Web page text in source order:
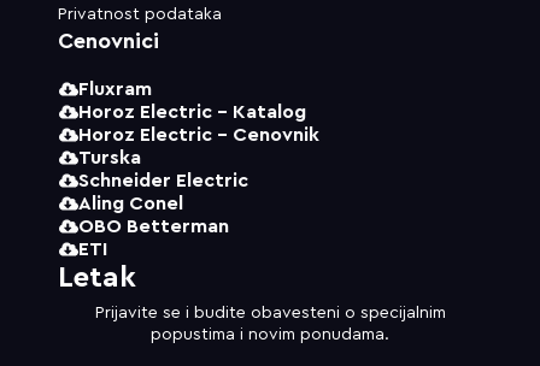
Privatnost podataka
Cenovnici
Fluxram
Horoz Electric - Katalog
Horoz Electric - Cenovnik
Turska
Schneider Electric
Aling Conel
OBO Betterman
ETI
Letak
Prijavite se i budite obavesteni o specijalnim
popustima i novim ponudama.